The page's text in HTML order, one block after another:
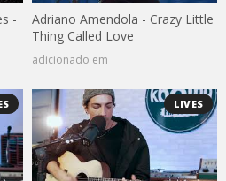
-
Adriano Amendola - Crazy Little
Thing Called Love
adicionado em
LIVES